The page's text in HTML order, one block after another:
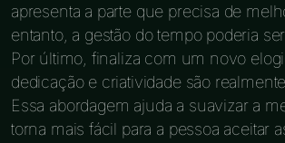
apresenta a parte que precisa de
entanto, a gestão do tempo poderia
Por último, finaliza com um novo
dedicação e criatividade são
Essa abordagem ajuda a suavizar a
torna mais fácil para a pessoa aceitar